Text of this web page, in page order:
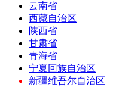
云南省
西藏自治区
陕西省
甘肃省
青海省
宁夏回族自治区
新疆维吾尔自治区